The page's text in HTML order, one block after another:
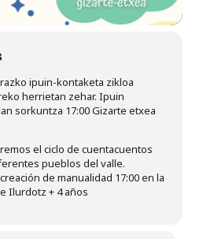
ipuin-kontaketa zikloa
herrietan zehar. Ipuin
sorkuntza 17:00 Gizarte etxea
el ciclo de cuentacuentos
pueblos del valle.
de manualidad 17:00 en la
Ilurdotz + 4 años